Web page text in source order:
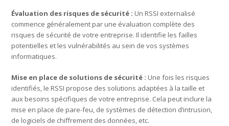
Évaluation des risques de sécurité : Un RSSI externalisé
commence généralement par une évaluation complète des
risques de sécurité de votre entreprise. Il identifie les failles
potentielles et les vulnérabilités au sein de vos systèmes
informatiques.
Mise en place de solutions de sécurité : Une fois les risques
identifiés, le RSSI propose des solutions adaptées à la taille et
aux besoins spécifiques de votre entreprise. Cela peut inclure la
mise en place de pare-feu, de systèmes de détection d’intrusion,
de logiciels de chiffrement des données, etc.